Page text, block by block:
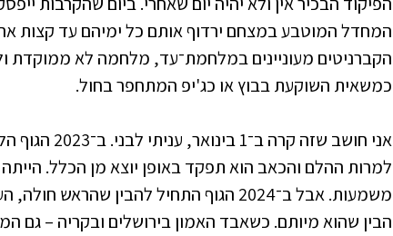
המחדל המוטבע במצחם ירדוף אותם כל ימיהם עד קצות
הקברניטים מעוניינים במלחמת־עד, מלחמה לא
כמשאית השוקעת בבוץ או כג'יפ המתחפר בחול.
אני חושב שזה
למרות ההלם והכאב הוא תפקד באופן יוצא מן הכלל.
משמעות. אבל ב־2024 הגוף התחיל להבין
הבין שהוא מיותם. כשאבד האמון בירושלים ובקריה – גם